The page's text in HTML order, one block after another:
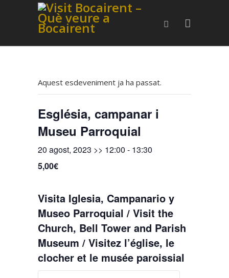
Aquest esdeveniment ja ha passat.
Església, campanar i
Museu Parroquial
20 agost, 2023 >> 12:00 - 13:30
5,00€
Visita Iglesia, Campanario y
Museo Parroquial / Visit the
Church, Bell Tower and Parish
Museum / Visitez l’église, le
clocher et le musée paroissial